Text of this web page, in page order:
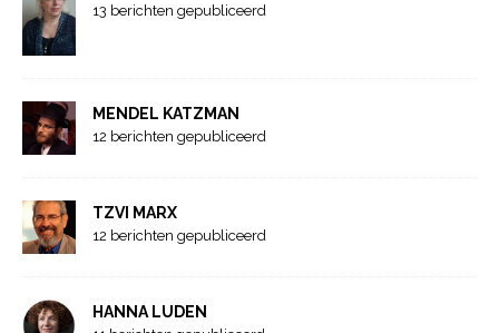
13 berichten gepubliceerd
MENDEL KATZMAN
12 berichten gepubliceerd
TZVI MARX
12 berichten gepubliceerd
HANNA LUDEN